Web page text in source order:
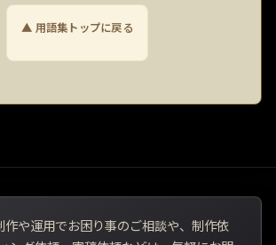
▲ 用語集トップに戻る
作や運用でお困り事のご相談や、制作依